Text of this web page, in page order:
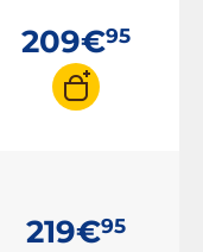
209€95
219€95